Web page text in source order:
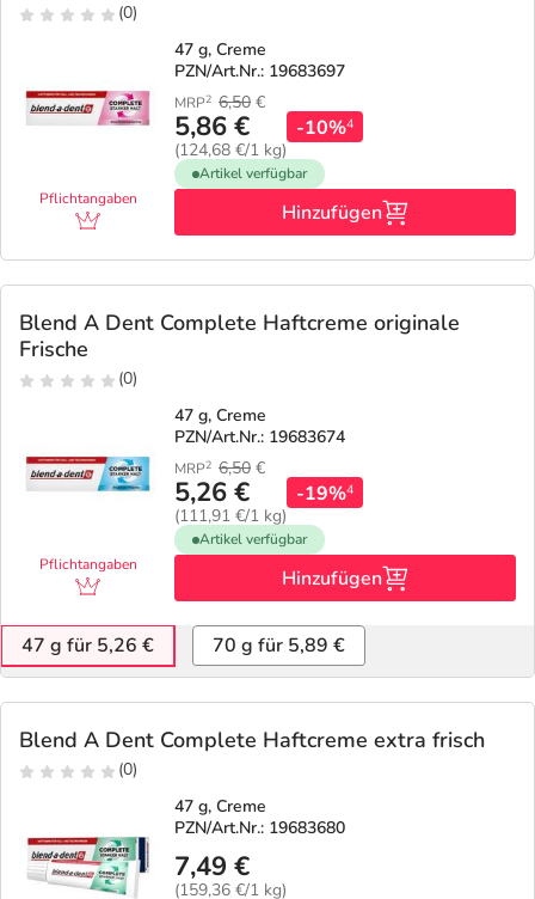
(0)
Pflichtangaben
47 g, Creme
PZN/Art.Nr.: 19683697
MRP2 6,50 €
5,86 €
(124,68 €/1 kg)
-10%4
Artikel verfügbar
Hinzufügen
Blend A Dent Complete Haftcreme originale
Frische
(0)
Pflichtangaben
47 g, Creme
PZN/Art.Nr.: 19683674
MRP2 6,50 €
5,26 €
(111,91 €/1 kg)
-19%4
Artikel verfügbar
Hinzufügen
47 g für 5,26 € 70 g für 5,89 €
Blend A Dent Complete Haftcreme extra frisch
(0)
47 g, Creme
PZN/Art.Nr.: 19683680
7,49 €
(159,36 €/1 kg)